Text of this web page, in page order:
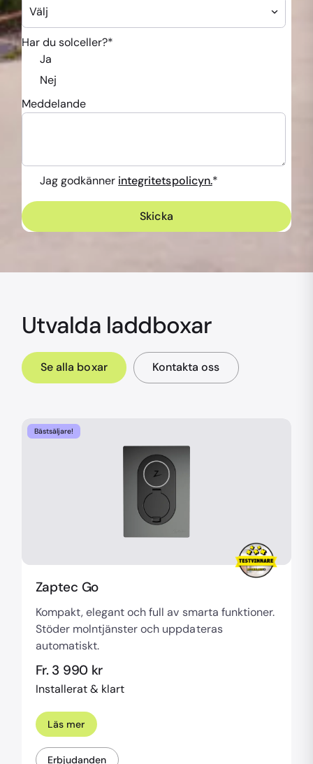
Har du solceller?*
Ja
Nej
Meddelande
Jag godkänner integritetspolicyn.*
Utvalda laddboxar
Se alla boxar Kontakta oss
Bästsäljare!
Zaptec Go
Kompakt, elegant och full av smarta funktioner.
Stöder molntjänster och uppdateras
automatiskt.
Fr. 3 990 kr
Installerat & klart
Läs mer
Erbjudanden